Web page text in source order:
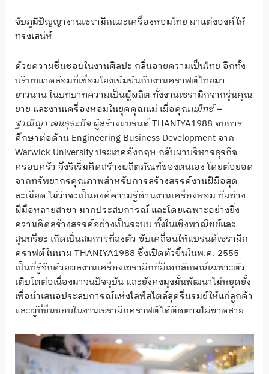
จับภูมิปัญญางานเซรามิกและเครื่องหอมไทย มาแต่งองค์ให้
ทรงเสน่ห์
ด้วยความชื่นชอบในงานศิลปะ กลิ่นอายความเป็นไทย อีกทั้ง
บริบทแวดล้อมที่เชื่อมโยงเข้มข้นกับงานคราฟต์ไทยมา
ยาวนาน ในบทบาทความเป็นผู้ผลิต ทั้งงานเซรามิกจากรุ่นคุณ
ยาย และงานเครื่องหอมในยุคคุณแม่ เมื่อคุณแม็ทช์ –
ฐาณิญา เจนธุระกิจผู้สร้างแบรนด์ THANIYA1988 จบการ
ศึกษาต่อด้าน Engineering Business Development จาก
Warwick University ประเทศอังกฤษ กลับมาบริหารธุรกิจ
ครอบครัว จึงริเริ่มคิดสร้างผลิตภัณฑ์ของตนเอง โดยต่อยอด
จากทรัพยากรคุณภาพสำหรับการสร้างสรรค์งานฝีมือสุด
ละเมียด ไม่ว่าจะเป็นองค์ความรู้ด้านงานเครื่องหอม ทีมช่าง
ฝีมือหลายสาขา มากประสบการณ์ และโดยเฉพาะอย่างยิ่ง
ความคิดสร้างสรรค์อย่างเป็นระบบ ทั้งในเชิงพาณิชย์และ
สุนทรียะ เกิดเป็นสมการที่ลงตัว ขับเคลื่อนให้แบรนด์เซรามิก
คราฟต์ในนาม THANIYA1988 ซึ่งเปิดตัวขึ้นในพ.ศ. 2555
เป็นที่รู้จักด้วยผลงานเครื่องเซรามิกที่มีเอกลักษณ์เฉพาะตัว
เติบโตต่อเนื่องมาจนปัจจุบัน และยังคงมุงมั่นพัฒนาไม่หยุดยั้ง
เพื่อนำเสนอประสบการณ์แห่งไลฟ์สไตล์สุดรื่นรมย์ให้แก่ลูกค้า
และผู้ที่ชื่นชอบในงานเซรามิกคราฟต์ได้ติดตามไม่ขาดสาย